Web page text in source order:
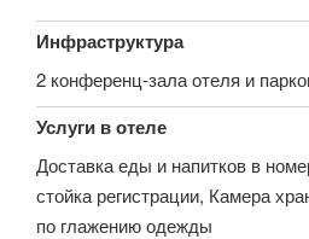
Инфраструктура
2 конференц-зала отеля и
Услуги в отеле
Доставка еды и напитков в
стойка регистрации, Камера
по глажению одежды